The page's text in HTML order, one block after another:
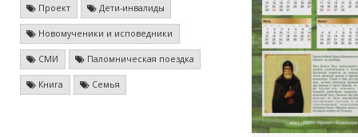
Проект Дети-инвалиды
Новомученики и исповедники
СМИ Паломническая поездка
Книга Семья